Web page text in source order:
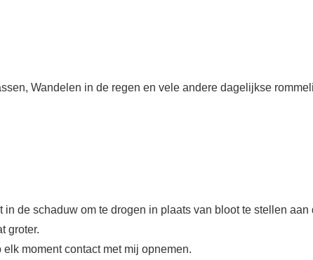
Wandelen in de regen en vele andere dagelijkse
de schaduw om te drogen in plaats van bloot te stellen aan
groter.
moment contact met mij opnemen.